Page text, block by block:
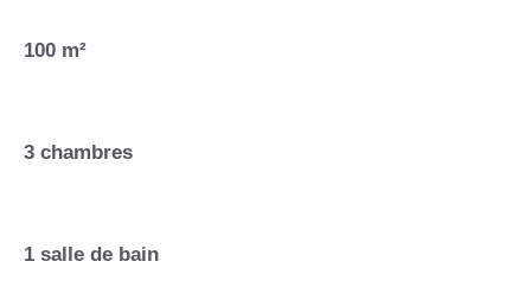
100 m²
3 chambres
1 salle de bain